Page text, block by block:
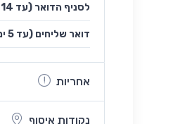
לסניף הדואר (עד 14 ימי עסקים)
(עד 5 ימי עסקים) דואר שליחים
אחריות
נקודות איסוף